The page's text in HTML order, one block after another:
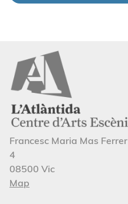
Francesc Maria Mas Ferrer
4
08500 Vic
Map